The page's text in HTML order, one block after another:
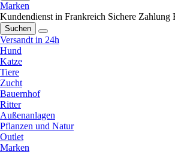
Marken
Kundendienst in Frankreich Sichere Zahlung
Suchen
Versandt in 24h
Hund
Katze
Tiere
Zucht
Bauernhof
Ritter
Außenanlagen
Pflanzen und Natur
Outlet
Marken